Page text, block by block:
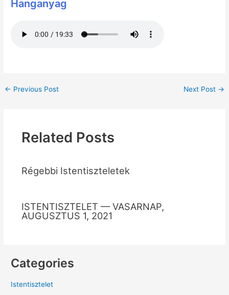
Hanganyag
← Previous Post Next Post →
Related Posts
Régebbi Istentiszteletek
ISTENTISZTELET — VASARNAP,
AUGUSZTUS 1, 2021
Categories
Istentisztelet